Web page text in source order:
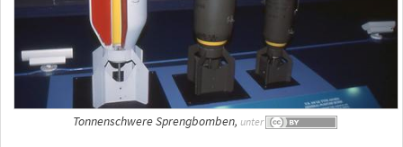
Tonnenschwere Sprengbomben, unter